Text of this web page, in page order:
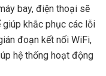
bay, điện thoại sẽ
khắc phục các lỗi
đoạn kết nối WiFi,
hệ thống hoạt động